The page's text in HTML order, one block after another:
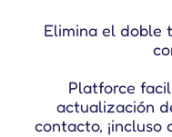
Elimina el doble
Platforce
actualización
contacto, ¡incluso